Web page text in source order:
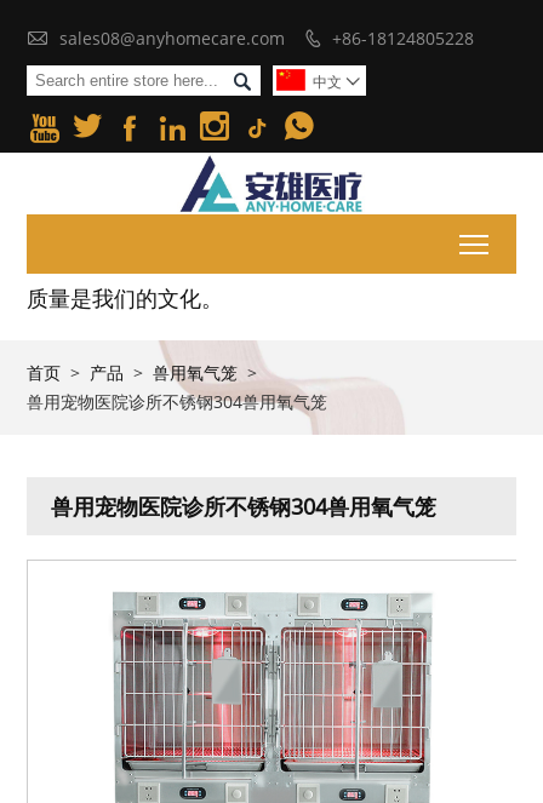
 sales08@anyhomecare.com  +86-18124805228
 中文 
     
质量是我们的文化。
首页 > 产品 > 兽用氧气笼 >
兽用宠物医院诊所不锈钢304兽用氧气笼
兽用宠物医院诊所不锈钢304兽用氧气笼